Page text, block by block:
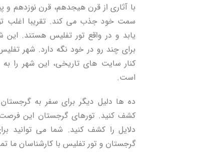
با آثاری از قرن هیجدهم، قرن نوزدهم و
سمت خود جذب می کند. تقریبا اغلب
یابد و در واقع تور تفلیس هستند. این
برای چند رو در خود نگه دارد. شهر
کنار سایت های تاریخی، این شهر را به
است.
ده ها دلیل دیگر برای سفر به
کشف کنید. تورهای گرجستان این
دلایل را کشف کنید. شما می توانید
گرجستان و تور تفلیس با کارشناسان ما